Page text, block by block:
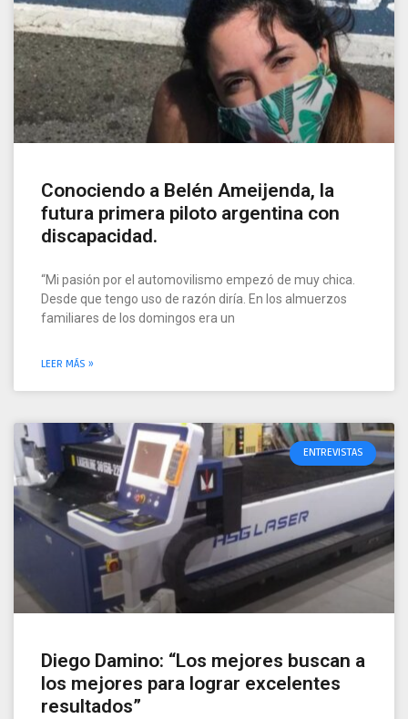
Conociendo a Belén Ameijenda, la
futura primera piloto argentina con
discapacidad.
“Mi pasión por el automovilismo empezó de muy chica.
Desde que tengo uso de razón diría. En los almuerzos
familiares de los domingos era un
LEER MÁS »
ENTREVISTAS
Diego Damino: “Los mejores buscan a
los mejores para lograr excelentes
resultados”